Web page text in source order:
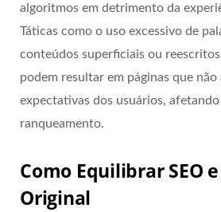
algoritmos em detrimento da
Táticas como o uso excessivo de
conteúdos superficiais ou
podem resultar em páginas que não
expectativas dos usuários,
ranqueamento.
Como Equilibrar SEO
Original